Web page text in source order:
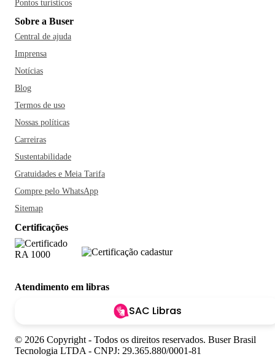
Pontos turísticos
Sobre a Buser
Central de ajuda
Imprensa
Notícias
Blog
Termos de uso
Nossas políticas
Carreiras
Sustentabilidade
Gratuidades e Meia Tarifa
Compre pelo WhatsApp
Sitemap
Certificações
Atendimento em libras
SAC Libras
© 2026 Copyright - Todos os direitos reservados. Buser Brasil
Tecnologia LTDA - CNPJ: 29.365.880/0001-81